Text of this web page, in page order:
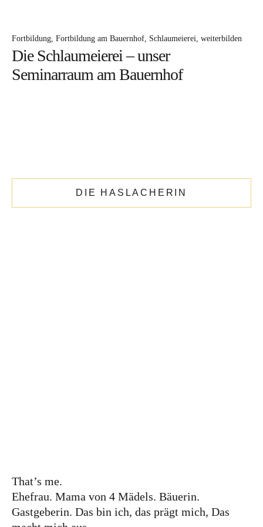
Oberhaslachhof
Neuigkeiten
That’s me.
Ehefrau. Mama von 4 Mädels. Bäuerin.
Fortbildung Fortbildung am Bauernhof Schlaumeierei weiterbilden
Die Schlaumeierei – unser
Seminarraum am Bauernhof
DIE HASLACHERIN
That’s me.
Ehefrau. Mama von 4 Mädels. Bäuerin.
Gastgeberin. Das bin ich, das prägt mich, Das